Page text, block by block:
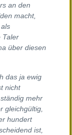
an den
macht,
Taler
über diesen
das ja ewig
nicht
mehr
gleichgültig,
hundert
ist,